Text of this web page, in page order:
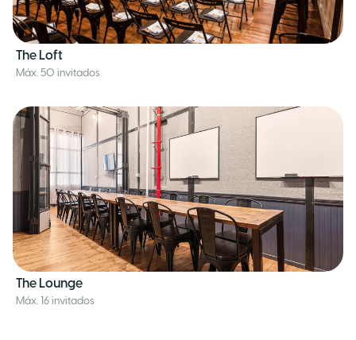
The Loft
Máx. 50 invitados
The Lounge
Máx. 16 invitados